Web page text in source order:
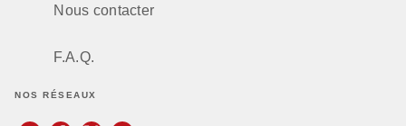
Nous contacter
F.A.Q.
NOS RÉSEAUX